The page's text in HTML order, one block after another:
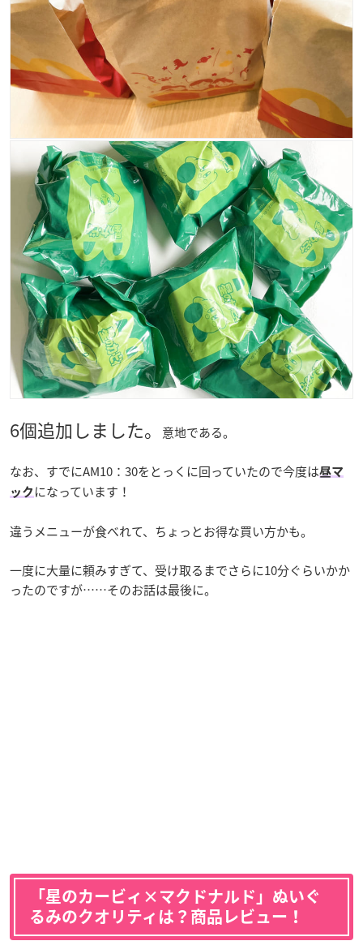
6個追加しました。 意地である。
なお、すでにAM10：30をとっくに回っていたので今度は昼マ
ック になっています！
違うメニューが食べれて、ちょっとお得な買い方かも。
一度に大量に頼みすぎて、受け取るまでさらに10分ぐらいかか
ったのですが……そのお話は最後に。
「星のカービィ×マクドナルド」ぬいぐ
るみのクオリティは？商品レビュー！